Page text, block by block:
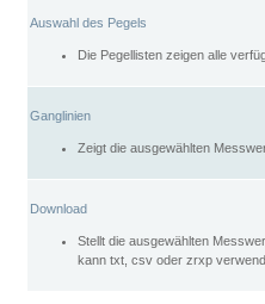
Auswahl des Pegels
Die Pegellisten zeigen alle
Ganglinien
Zeigt die ausgewählten
Download
Stellt die ausgewählten
kann txt, csv oder zrxp